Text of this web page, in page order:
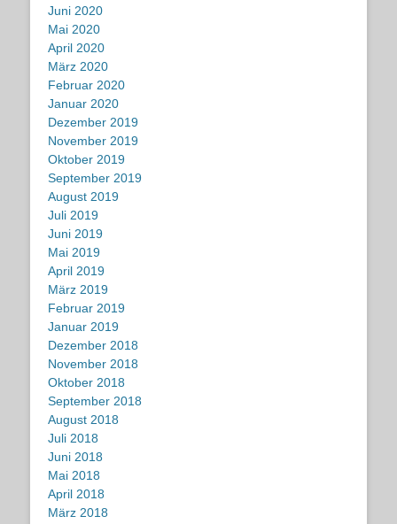
Juni 2020
Mai 2020
April 2020
März 2020
Februar 2020
Januar 2020
Dezember 2019
November 2019
Oktober 2019
September 2019
August 2019
Juli 2019
Juni 2019
Mai 2019
April 2019
März 2019
Februar 2019
Januar 2019
Dezember 2018
November 2018
Oktober 2018
September 2018
August 2018
Juli 2018
Juni 2018
Mai 2018
April 2018
März 2018